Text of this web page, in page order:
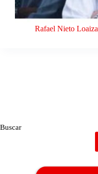
Rafael Nieto Loaiza
Buscar